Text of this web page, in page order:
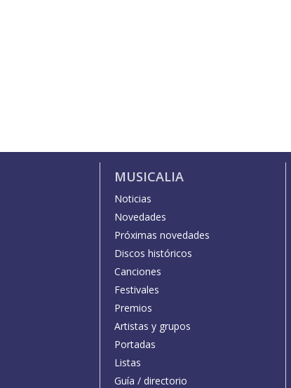
MUSICALIA
Noticias
Novedades
Próximas novedades
Discos históricos
Canciones
Festivales
Premios
Artistas y grupos
Portadas
Listas
Guía / directorio